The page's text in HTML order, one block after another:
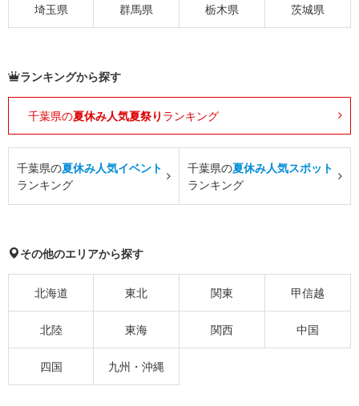
埼玉県 群馬県 栃木県 茨城県
ランキングから探す
千葉県の夏休み人気夏祭り ランキング
千葉県の夏休み人気イベント
ランキング
千葉県の夏休み人気スポット
ランキング
その他のエリアから探す
北海道 東北 関東 甲信越
北陸 東海 関西 中国
四国 九州・沖縄